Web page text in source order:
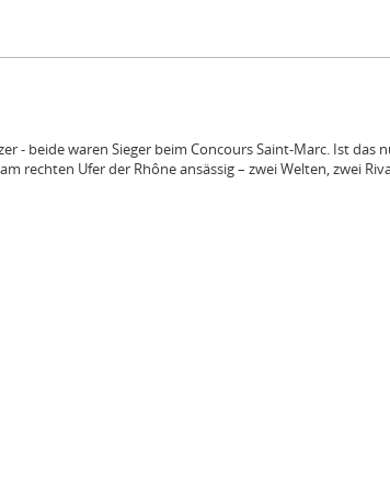
- beide waren Sieger beim Concours Saint-Marc. Ist das
rechten Ufer der Rhône ansässig – zwei Welten, zwei